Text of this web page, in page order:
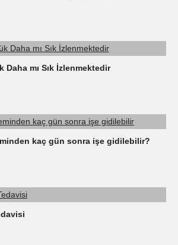
mı Sık İzlenmektedir
kaç gün sonra işe gidilebilir?